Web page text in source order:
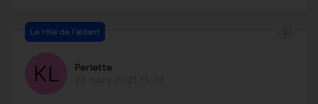
Le rôle de l'aidant
Perlette